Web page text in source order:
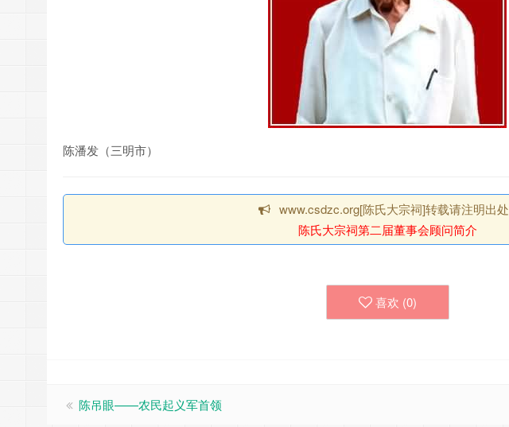
陈潘发（三明市）
www.csdzc.org[陈氏大宗祠]转载请注明出处
陈氏大宗祠第二届董事会顾问简介
喜欢 (0)
陈吊眼——农民起义军首领